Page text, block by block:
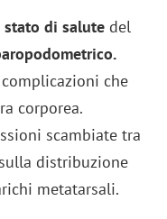
stato di salute del
che
corporea.
scambiate tra
distribuzione
metatarsali.